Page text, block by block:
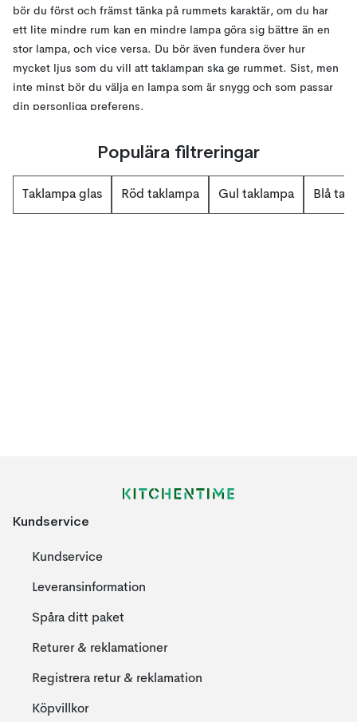
bör du först och främst tänka på rummets karaktär, om du har
ett lite mindre rum kan en mindre lampa göra sig bättre än en
stor lampa, och vice versa. Du bör även fundera över hur
mycket ljus som du vill att taklampan ska ge rummet. Sist, men
inte minst bör du välja en lampa som är snygg och som passar
din personliga preferens.
Hos oss finner du lampor av alla möjliga färger, former, struktur
och material. Vi även diverse
som du kan tänkas
att du så smidigt som möjligt ska hitta det som du behöver för
Populära filtreringar
Taklampa glas Röd taklampa Gul taklampa Blå
Kundservice
Kundservice
Leveransinformation
Spåra ditt paket
Returer & reklamationer
Registrera retur & reklamation
Köpvillkor